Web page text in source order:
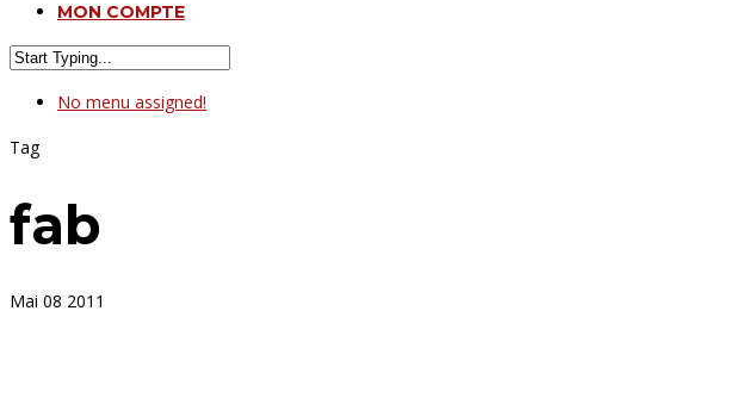
MON COMPTE
No menu assigned!
Tag
fab
Mai 08 2011